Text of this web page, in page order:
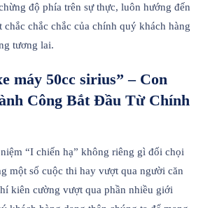
độ phía trên sự thực, luôn hướng đến
chắc chắc chắc của chính quý khách hàng
tương lai.
máy 50cc sirius” – Con
Công Bắt Đầu Từ Chính
“I chiến hạ” không riêng gì đối chọi
một số cuộc thi hay vượt qua người căn
kiên cường vượt qua phần nhiều giới